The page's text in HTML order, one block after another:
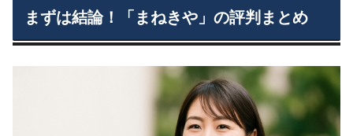
まずは結論！「まねきや」の評判まとめ